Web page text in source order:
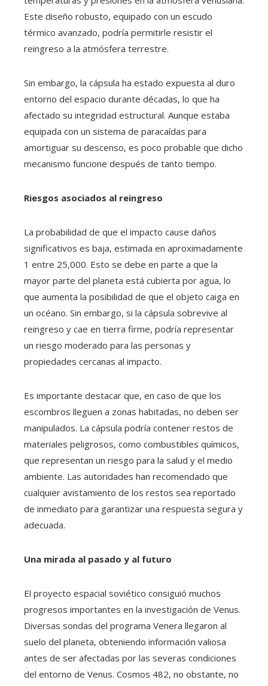
Este diseño robusto, equipado con un escudo
térmico avanzado, podría permitirle resistir el
reingreso a la atmósfera terrestre.
Sin embargo, la cápsula ha estado expuesta al duro
entorno del espacio durante décadas, lo que ha
afectado su integridad estructural. Aunque estaba
equipada con un sistema de paracaídas para
amortiguar su descenso, es poco probable que dicho
mecanismo funcione después de tanto tiempo.
Riesgos asociados al reingreso
La probabilidad de que el impacto cause daños
significativos es baja, estimada en aproximadamente
1 entre 25,000. Esto se debe en parte a que la
mayor parte del planeta está cubierta por agua, lo
que aumenta la posibilidad de que el objeto caiga en
un océano. Sin embargo, si la cápsula sobrevive al
reingreso y cae en tierra firme, podría representar
un riesgo moderado para las personas y
propiedades cercanas al impacto.
Es importante destacar que, en caso de que los
escombros lleguen a zonas habitadas, no deben ser
manipulados. La cápsula podría contener restos de
materiales peligrosos, como combustibles químicos,
que representan un riesgo para la salud y el medio
ambiente. Las autoridades han recomendado que
cualquier avistamiento de los restos sea reportado
de inmediato para garantizar una respuesta segura y
adecuada.
Una mirada al pasado y al futuro
El proyecto espacial soviético consiguió muchos
progresos importantes en la investigación de Venus.
Diversas sondas del programa Venera llegaron al
suelo del planeta, obteniendo información valiosa
antes de ser afectadas por las severas condiciones
del entorno de Venus. Cosmos 482, no obstante, no